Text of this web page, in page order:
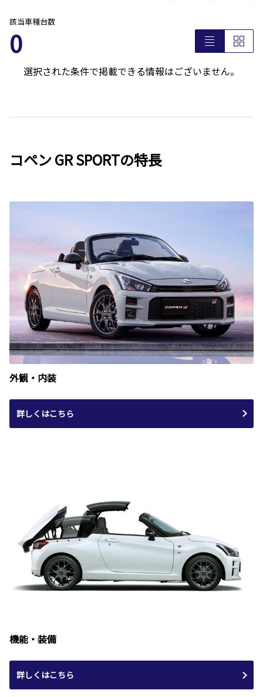
該当車種台数
0
選択された条件で掲載できる情報はございません。
コペン GR SPORTの特長
外観・内装
詳しくはこちら
機能・装備
詳しくはこちら